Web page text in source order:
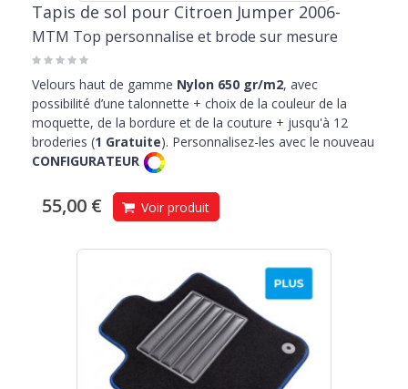
Tapis de sol pour Citroen Jumper 2006-
MTM Top personnalise et brode sur mesure
Velours haut de gamme Nylon 650 gr/m2, avec
possibilité d’une talonnette + choix de la couleur de la
moquette, de la bordure et de la couture + jusqu'à 12
broderies (1 Gratuite). Personnalisez-les avec le nouveau
CONFIGURATEUR
55,00 € Voir produit